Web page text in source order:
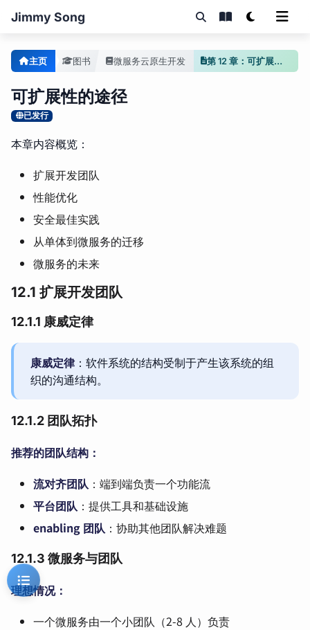
Jimmy Song
主页 图书 微服务云原生开发 第 12 章：可扩展性的途径
可扩展性的途径
已发行
本章内容概览：
扩展开发团队
性能优化
安全最佳实践
从单体到微服务的迁移
微服务的未来
12.1 扩展开发团队
12.1.1 康威定律
康威定律：软件系统的结构受制于产生该系统的组
织的沟通结构。
12.1.2 团队拓扑
推荐的团队结构：
流对齐团队 ：端到端负责一个功能流
平台团队 ：提供工具和基础设施
enabling 团队 ：协助其他团队解决难题
12.1.3 微服务与团队
理想情况：
一个微服务由一个小团队（2-8 人）负责